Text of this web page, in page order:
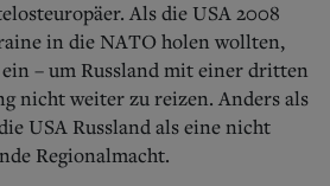
Als die USA 2008
in die NATO holen wollten,
– um Russland mit einer dritten
nicht weiter zu reizen. Anders als
USA Russland als eine nicht
Regionalmacht.